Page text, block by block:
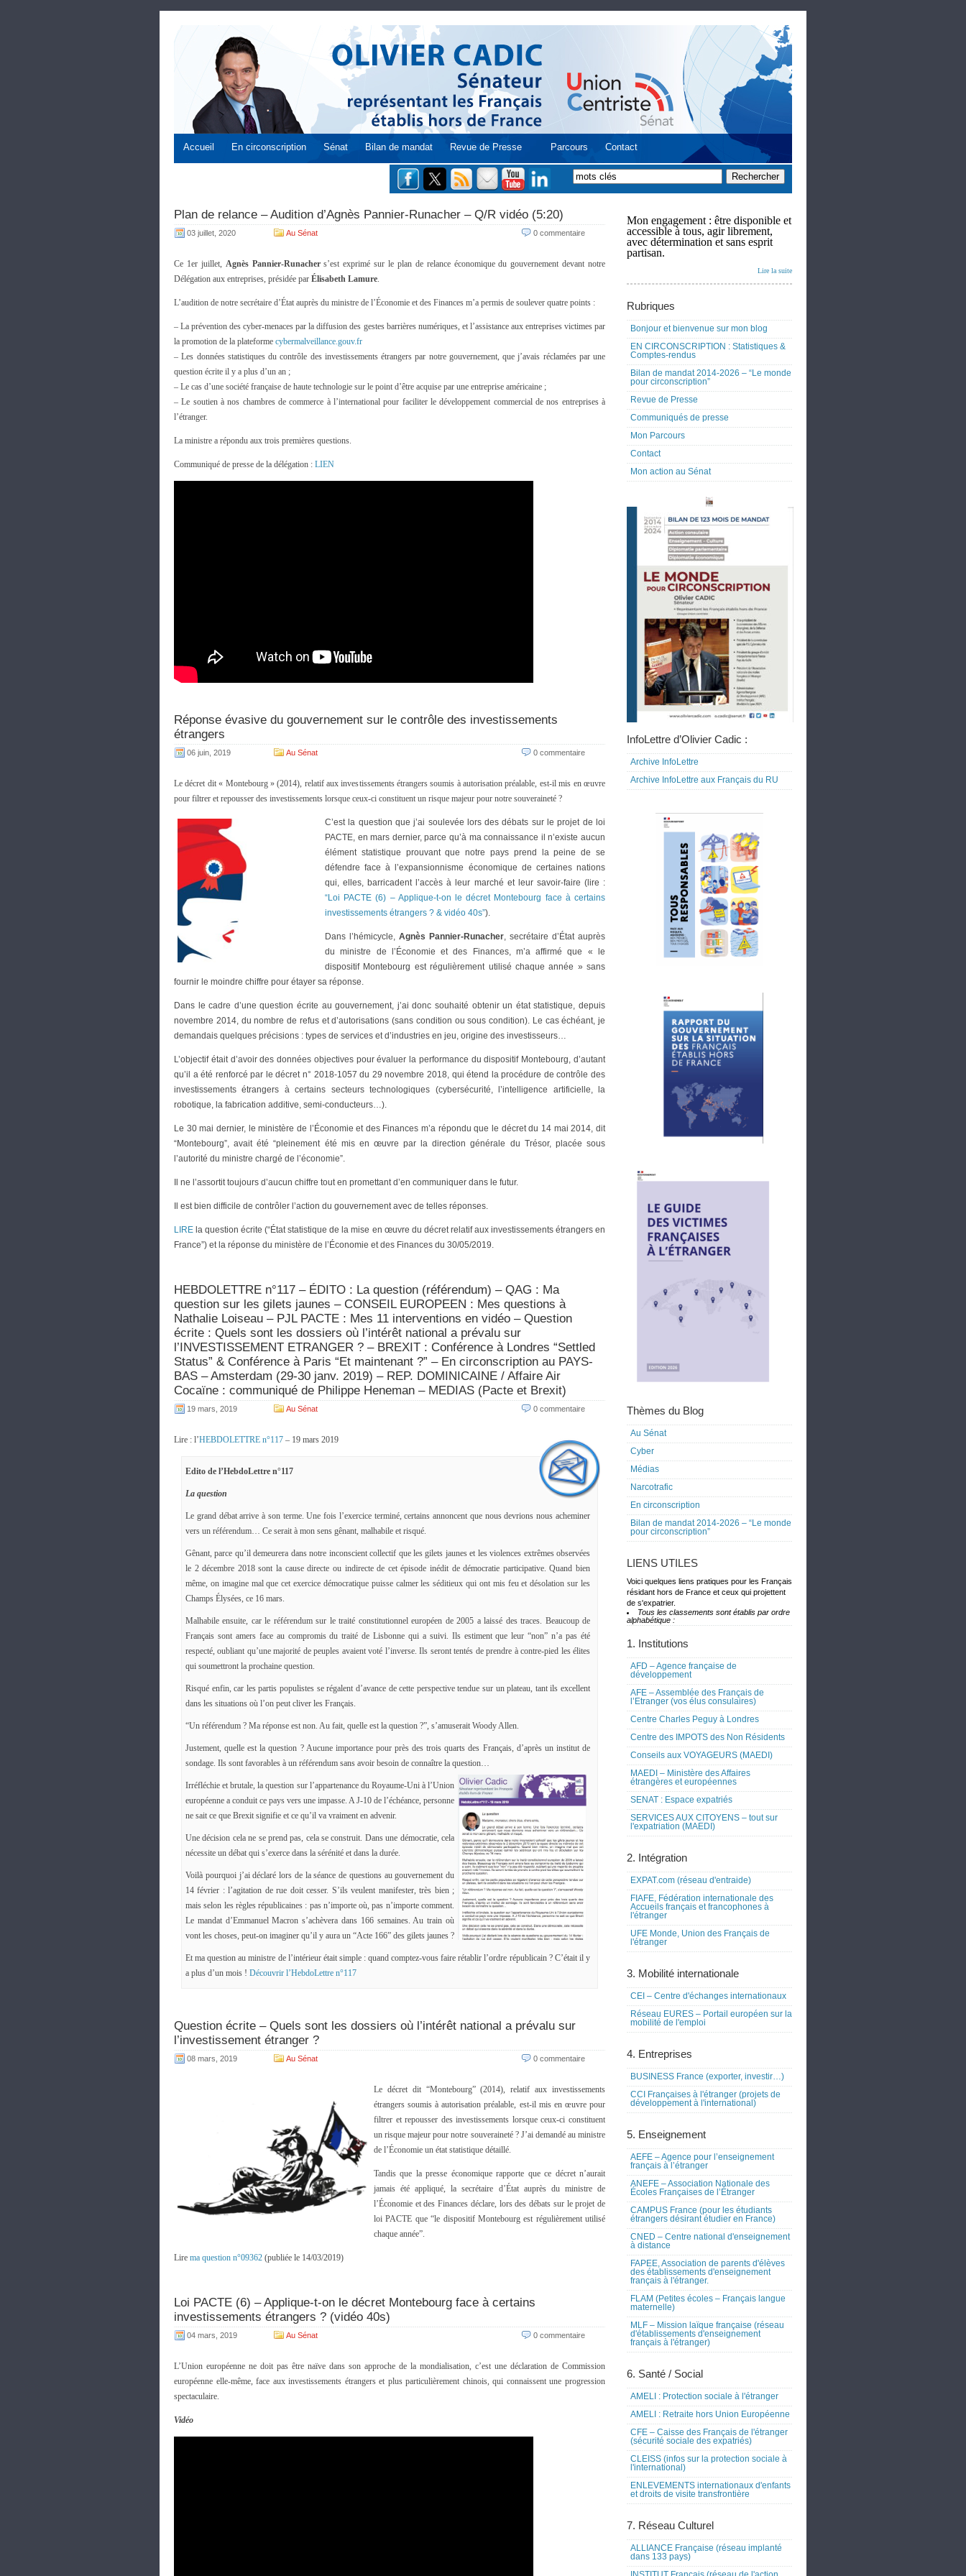
Accueil En circonscription Sénat Bilan de mandat Revue de Presse Parcours Contact
Plan de relance – Audition d’Agnès Pannier-Runacher – Q/R vidéo (5:20)
03 juillet, 2020 Au Sénat 0 commentaire
Ce 1er juillet, Agnès Pannier-Runachers’est exprimé sur le plan de relance économique du gouvernement devant notre
Délégation aux entreprises, présidée par Élisabeth Lamure.
L’audition de notre secrétaire d’État auprès du ministre de l’Économie et des Finances m’a permis de soulever quatre points :
– La prévention des cyber-menaces par la diffusion des gestes barrières numériques, et l’assistance aux entreprises victimes par
la promotion de la plateforme cybermalveillance.gouv.fr
– Les données statistiques du contrôle des investissements étrangers par notre gouvernement, que j’avais réclamées par une
question écrite il y a plus d’un an ;
– Le cas d’une société française de haute technologie sur le point d’être acquise par une entreprise américaine ;
– Le soutien à nos chambres de commerce à l’international pour faciliter le développement commercial de nos entreprises à
l’étranger.
La ministre a répondu aux trois premières questions.
Communiqué de presse de la délégation : LIEN
Réponse évasive du gouvernement sur le contrôle des investissements
étrangers
06 juin, 2019 Au Sénat 0 commentaire
Le décret dit « Montebourg » (2014), relatif aux investissements étrangers soumis à autorisation préalable, est-il mis en œuvre
pour filtrer et repousser des investissements lorsque ceux-ci constituent un risque majeur pour notre souveraineté ?
C’est la question que j’ai soulevée lors des débats sur le projet de loi
PACTE, en mars dernier, parce qu’à ma connaissance il n’existe aucun
élément statistique prouvant que notre pays prend la peine de se
défendre face à l’expansionnisme économique de certaines nations
qui, elles, barricadent l’accès à leur marché et leur savoir-faire (lire :
“Loi PACTE (6) – Applique-t-on le décret Montebourg face à certains
investissements étrangers ? & vidéo 40s”).
Dans l’hémicycle, Agnès Pannier-Runacher, secrétaire d’État auprès
du ministre de l’Économie et des Finances, m’a affirmé que « le
dispositif Montebourg est régulièrement utilisé chaque année » sans
fournir le moindre chiffre pour étayer sa réponse.
Dans le cadre d’une question écrite au gouvernement, j’ai donc souhaité obtenir un état statistique, depuis
novembre 2014, du nombre de refus et d’autorisations (sans condition ou sous condition). Le cas échéant, je
demandais quelques précisions : types de services et d’industries en jeu, origine des investisseurs…
L’objectif était d’avoir des données objectives pour évaluer la performance du dispositif Montebourg, d’autant
qu’il a été renforcé par le décret n° 2018-1057 du 29 novembre 2018, qui étend la procédure de contrôle des
investissements étrangers à certains secteurs technologiques (cybersécurité, l’intelligence artificielle, la
robotique, la fabrication additive, semi-conducteurs…).
Le 30 mai dernier, le ministère de l’Économie et des Finances m’a répondu que le décret du 14 mai 2014, dit
“Montebourg”, avait été “pleinement été mis en œuvre par la direction générale du Trésor, placée sous
l’autorité du ministre chargé de l’économie”.
Il ne l’assortit toujours d’aucun chiffre tout en promettant d’en communiquer dans le futur.
Il est bien difficile de contrôler l’action du gouvernement avec de telles réponses.
LIRE la question écrite (“État statistique de la mise en œuvre du décret relatif aux investissements étrangers en
France”) et la réponse du ministère de l’Économie et des Finances du 30/05/2019.
HEBDOLETTRE n°117 – ÉDITO : La question (référendum) – QAG : Ma
question sur les gilets jaunes – CONSEIL EUROPEEN : Mes questions à
Nathalie Loiseau – PJL PACTE : Mes 11 interventions en vidéo – Question
écrite : Quels sont les dossiers où l’intérêt national a prévalu sur
l’INVESTISSEMENT ETRANGER ? – BREXIT : Conférence à Londres “Settled
Status” & Conférence à Paris “Et maintenant ?” – En circonscription au PAYS-
BAS – Amsterdam (29-30 janv. 2019) – REP. DOMINICAINE / Affaire Air
Cocaïne : communiqué de Philippe Heneman – MEDIAS (Pacte et Brexit)
19 mars, 2019 Au Sénat 0 commentaire
Lire : l’HEBDOLETTRE n°117 – 19 mars 2019
Edito de l’HebdoLettre n°117
La question
Le grand débat arrive à son terme. Une fois l’exercice terminé, certains annoncent que nous devrions nous acheminer
vers un référendum… Ce serait à mon sens gênant, malhabile et risqué.
Gênant, parce qu’il demeurera dans notre inconscient collectif que les gilets jaunes et les violences extrêmes observées
le 2 décembre 2018 sont la cause directe ou indirecte de cet épisode inédit de démocratie participative. Quand bien
même, on imagine mal que cet exercice démocratique puisse calmer les séditieux qui ont mis feu et désolation sur les
Champs Élysées, ce 16 mars.
Malhabile ensuite, car le référendum sur le traité constitutionnel européen de 2005 a laissé des traces. Beaucoup de
Français sont amers face au compromis du traité de Lisbonne qui a suivi. Ils estiment que leur “non” n’a pas été
respecté, oubliant qu’une majorité de peuples avaient voté l’inverse. Ils seront tentés de prendre à contre-pied les élites
qui soumettront la prochaine question.
Risqué enfin, car les partis populistes se régalent d’avance de cette perspective tendue sur un plateau, tant ils excellent
dans les situations où l’on peut cliver les Français.
“Un référendum ? Ma réponse est non. Au fait, quelle est la question ?”, s’amuserait Woody Allen.
Justement, quelle est la question ? Aucune importance pour près des trois quarts des Français, d’après un institut de
sondage. Ils sont favorables à un référendum sans avoir besoin de connaître la question…
Irréfléchie et brutale, la question sur l’appartenance du Royaume-Uni à l’Union
européenne a conduit ce pays vers une impasse. A J-10 de l’échéance, personne
ne sait ce que Brexit signifie et ce qu’il va vraiment en advenir.
Une décision cela ne se prend pas, cela se construit. Dans une démocratie, cela
nécessite un débat qui s’exerce dans la sérénité et dans la durée.
Voilà pourquoi j’ai déclaré lors de la séance de questions au gouvernement du
14 février : l’agitation de rue doit cesser. S’ils veulent manifester, très bien ;
mais selon les règles républicaines : pas n’importe où, pas n’importe comment.
Le mandat d’Emmanuel Macron s’achèvera dans 166 semaines. Au train où
vont les choses, peut-on imaginer qu’il y aura un “Acte 166” des gilets jaunes ?
Et ma question au ministre de l’intérieur était simple : quand comptez-vous faire rétablir l’ordre républicain ? C’était il y
a plus d’un mois ! Découvrir l’HebdoLettre n°117
Question écrite – Quels sont les dossiers où l’intérêt national a prévalu sur
l’investissement étranger ?
08 mars, 2019 Au Sénat 0 commentaire
Le décret dit “Montebourg” (2014), relatif aux investissements
étrangers soumis à autorisation préalable, est-il mis en œuvre pour
filtrer et repousser des investissements lorsque ceux-ci constituent
un risque majeur pour notre souveraineté ? J’ai demandé au ministre
de l’Économie un état statistique détaillé.
Tandis que la presse économique rapporte que ce décret n’aurait
jamais été appliqué, la secrétaire d’État auprès du ministre de
l’Économie et des Finances déclare, lors des débats sur le projet de
loi PACTE que “le dispositif Montebourg est régulièrement utilisé
chaque année”.
Lire ma question n°09362 (publiée le 14/03/2019)
Loi PACTE (6) – Applique-t-on le décret Montebourg face à certains
investissements étrangers ? (vidéo 40s)
04 mars, 2019 Au Sénat 0 commentaire
L’Union européenne ne doit pas être naïve dans son approche de la mondialisation, c’est une déclaration de Commission
européenne elle-même, face aux investissements étrangers et plus particulièrement chinois, qui connaissent une progression
spectaculaire.
Vidéo
Mon engagement : être disponible et
accessible à tous, agir librement,
avec détermination et sans esprit
partisan.
Lire la suite
Rubriques
Bonjour et bienvenue sur mon blog
EN CIRCONSCRIPTION : Statistiques &
Comptes-rendus
Bilan de mandat 2014-2026 – “Le monde
pour circonscription”
Revue de Presse
Communiqués de presse
Mon Parcours
Contact
Mon action au Sénat
InfoLettre d’Olivier Cadic :
Archive InfoLettre
Archive InfoLettre aux Français du RU
Thèmes du Blog
Au Sénat
Cyber
Médias
Narcotrafic
En circonscription
Bilan de mandat 2014-2026 – “Le monde
pour circonscription”
LIENS UTILES
Voici quelques liens pratiques pour les Français
résidant hors de France et ceux qui projettent
de s'expatrier.
Tous les classements sont établis par ordre
alphabétique :
1. Institutions
AFD – Agence française de
développement
AFE – Assemblée des Français de
l’Etranger (vos élus consulaires)
Centre Charles Peguy à Londres
Centre des IMPOTS des Non Résidents
Conseils aux VOYAGEURS (MAEDI)
MAEDI – Ministère des Affaires
étrangères et européennes
SENAT : Espace expatriés
SERVICES AUX CITOYENS – tout sur
l'expatriation (MAEDI)
2. Intégration
EXPAT.com (réseau d'entraide)
FIAFE, Fédération internationale des
Accueils français et francophones à
l'étranger
UFE Monde, Union des Français de
l'étranger
3. Mobilité internationale
CEI – Centre d'échanges internationaux
Réseau EURES – Portail européen sur la
mobilité de l'emploi
4. Entreprises
BUSINESS France (exporter, investir…)
CCI Françaises à l'étranger (projets de
développement à l'international)
5. Enseignement
AEFE – Agence pour l’enseignement
français à l’étranger
ANEFE – Association Nationale des
Écoles Françaises de l’Étranger
CAMPUS France (pour les étudiants
étrangers désirant étudier en France)
CNED – Centre national d'enseignement
à distance
FAPEE, Association de parents d'élèves
des établissements d'enseignement
français à l'étranger.
FLAM (Petites écoles – Français langue
maternelle)
MLF – Mission laïque française (réseau
d'établissements d'enseignement
français à l'étranger)
6. Santé / Social
AMELI : Protection sociale à l'étranger
AMELI : Retraite hors Union Européenne
CFE – Caisse des Français de l'étranger
(sécurité sociale des expatriés)
CLEISS (infos sur la protection sociale à
l'international)
ENLEVEMENTS internationaux d'enfants
et droits de visite transfrontière
7. Réseau Culturel
ALLIANCE Française (réseau implanté
dans 133 pays)